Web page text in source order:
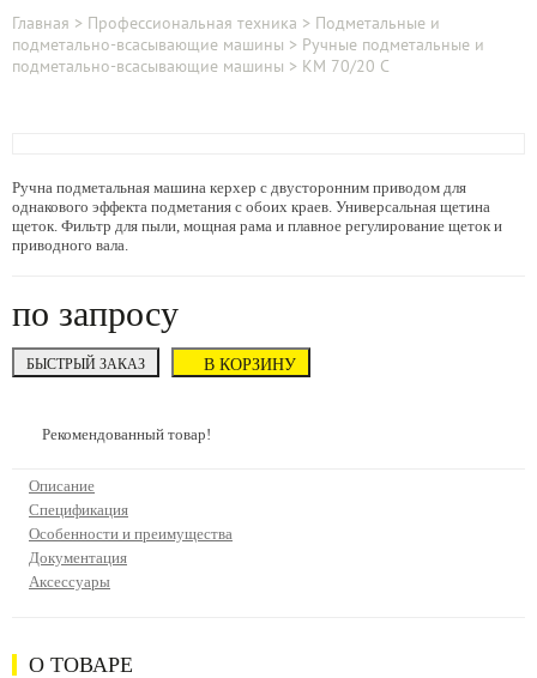
Главная > Профессиональная техника > Подметальные и
подметально-всасывающие машины > Ручные подметальные и
подметально-всасывающие машины > KM 70/20 C
Ручна подмeтальная машина керхер с двусторонним приводом для
однакового эффекта подметания с обоих краев. Универсальная щетина
щеток. Фильтр для пыли, мощная рама и плавное регулирование щеток и
приводного вала.
по запросу
БЫСТРЫЙ ЗАКАЗ В КОРЗИНУ
Рекомендованный товар!
Описание
Спецификация
Особенности и преимущества
Документация
Аксессуары
О ТОВАРЕ